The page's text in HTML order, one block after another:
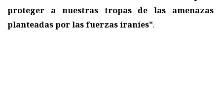
proteger a nuestras tropas de las amenazas
planteadas por las fuerzas iraníes".